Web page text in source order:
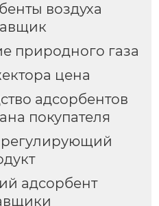
воздуха
природного газа
цена
адсорбентов
покупателя
регулирующий
адсорбент